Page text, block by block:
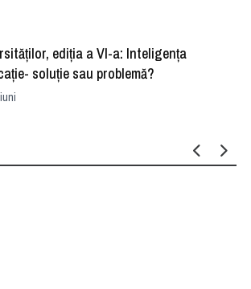
ediția a VI-a: Inteligența
soluție sau problemă?